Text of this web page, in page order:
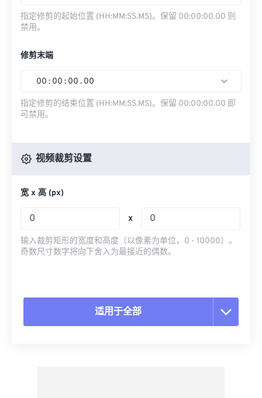
指定修剪的起始位置 (HH:MM:SS.MS)。保留 00:00:00.00 则
禁用。
修剪末端
00 : 00 : 00 . 00
指定修剪的结束位置 (HH:MM:SS.MS)。保留 00:00:00.00 即
可禁用。
视频裁剪设置
宽 x 高 (px)
x
输入裁剪矩形的宽度和高度（以像素为单位，0 - 10000）。
奇数尺寸数字将向下舍入为最接近的偶数。
适用于全部